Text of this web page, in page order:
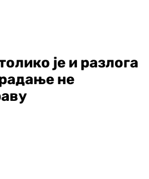
је и разлога
не